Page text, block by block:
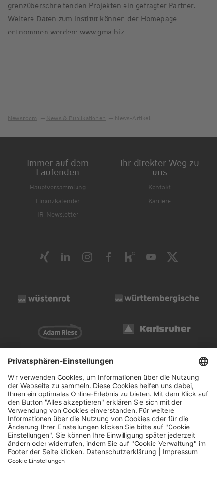
grenzüberschreitenden Projekten ein gefragter Partner.
Weitere Daten zum Institut können der Homepage
entnommen werden: www.gma.biz.
Newsroom News & Publikationen News-Artikel
Immer auf dem
Laufenden
Hauptversammlung
Finanzkalender
IR-Newsletter
Ihr direkter Weg zu
uns
Kontakt
Karriere